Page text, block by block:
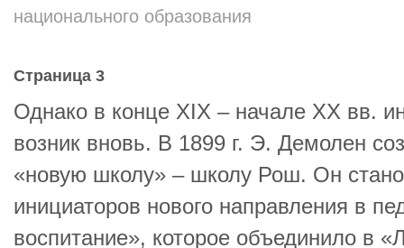
национального образования
Страница 3
Однако в конце XIX – начале XX вв.
возник вновь. В 1899 г. Э. Демолен
«новую школу» – школу Рош. Он
инициаторов нового направления в
воспитание», которое объединило в